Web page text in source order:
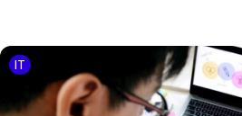
IT